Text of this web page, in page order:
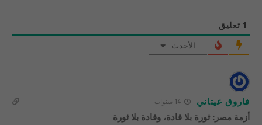
1 تعليق
الأحدث
فاروق عيتاني 14 سنوات
أزمة مصر: ثورة بلا قادة، وقادة بلا ثورة